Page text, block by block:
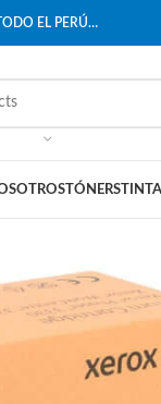
EL PERÚ…
TÓNERS